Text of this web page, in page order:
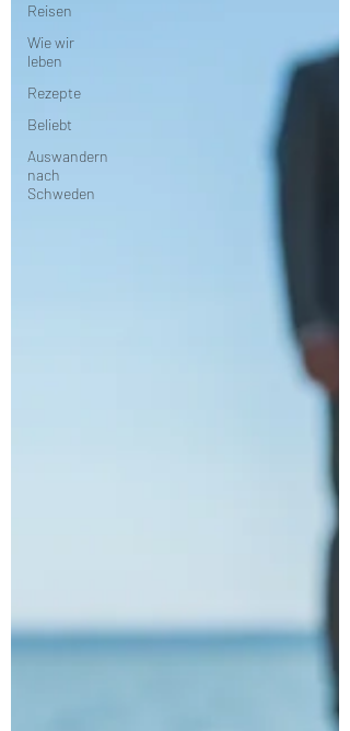
Reisen
Wie wir
leben
Rezepte
Beliebt
Auswandern
nach
Schweden